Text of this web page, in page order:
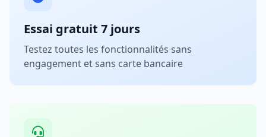
Essai gratuit 7 jours
Testez toutes les fonctionnalités sans
engagement et sans carte bancaire